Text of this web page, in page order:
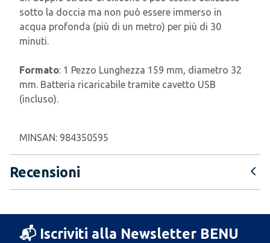
sotto la doccia ma non può essere immerso in
acqua profonda (più di un metro) per più di 30
minuti.
Formato: 1 Pezzo Lunghezza 159 mm, diametro 32
mm. Batteria ricaricabile tramite cavetto USB
(incluso).
MINSAN: 984350595
Recensioni
📬 Iscriviti alla Newsletter BENU